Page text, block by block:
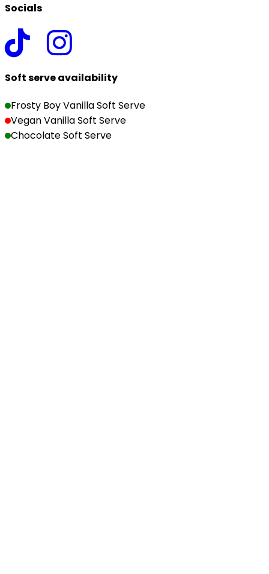
Socials
Soft serve availability
Frosty Boy Vanilla Soft Serve
Vegan Vanilla Soft Serve
Chocolate Soft Serve